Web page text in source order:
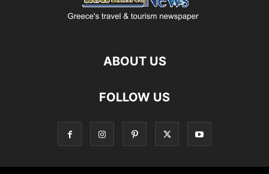
ABOUT US
FOLLOW US